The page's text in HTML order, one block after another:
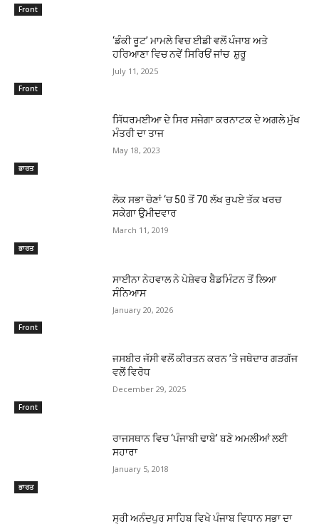
Front
Front
‘ਡੰਕੀ ਰੂਟ’ ਮਾਮਲੇ ਵਿਚ ਈਡੀ ਵਲੋਂ ਪੰਜਾਬ ਅਤੇ
ਹਰਿਆਣਾ ਵਿਚ ਨਵੇਂ ਸਿਰਿਓਂ ਜਾਂਚ ਸ਼ੁਰੂ
July 11, 2025
ਭਾਰਤ
ਸਿੱਧਰਮਈਆ ਦੇ ਸਿਰ ਸਜੇਗਾ ਕਰਨਾਟਕ ਦੇ ਅਗਲੇ ਮੁੱਖ
ਮੰਤਰੀ ਦਾ ਤਾਜ
May 18, 2023
ਭਾਰਤ
ਲੋਕ ਸਭਾ ਚੋਣਾਂ ‘ਚ 50 ਤੋਂ 70 ਲੱਖ ਰੁਪਏ ਤੱਕ ਖਰਚ
ਸਕੇਗਾ ਉਮੀਦਵਾਰ
March 11, 2019
Front
ਸਾਈਨਾ ਨੇਹਵਾਲ ਨੇ ਪੇਸ਼ੇਵਰ ਬੈਡਮਿੰਟਨ ਤੋਂ ਲਿਆ
ਸੰਨਿਆਸ
January 20, 2026
Front
ਜਸਬੀਰ ਜੱਸੀ ਵਲੋਂ ਕੀਰਤਨ ਕਰਨ ’ਤੇ ਜਥੇਦਾਰ ਗੜਗੱਜ
ਵਲੋਂ ਵਿਰੋਧ
December 29, 2025
ਭਾਰਤ
ਰਾਜਸਥਾਨ ਵਿਚ ‘ਪੰਜਾਬੀ ਢਾਬੇ’ ਬਣੇ ਅਮਲੀਆਂ ਲਈ
ਸਹਾਰਾ
January 5, 2018
ਸ੍ਰੀ ਅਨੰਦਪੁਰ ਸਾਹਿਬ ਵਿਖੇ ਪੰਜਾਬ ਵਿਧਾਨ ਸਭਾ ਦਾ